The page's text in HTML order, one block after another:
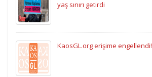
yaş sınırı getirdi
KaosGL.org erişime engellendi!